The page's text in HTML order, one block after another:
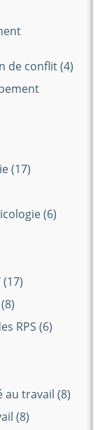
de conflit(4)
(17)
(6)
(17)
(8)
RPS (6)
au travail (8)
(8)